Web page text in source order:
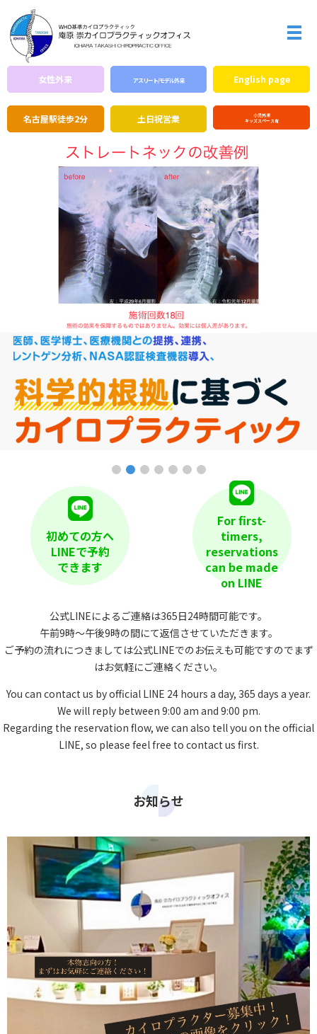
メ
女性外来 アスリート/モデル外来 English page
名古屋駅徒歩2分 土日祝営業
小児外来
キッズスペース有
初めての方へ
LINEで予約
できます
For first-
timers,
reservations
can be made
on LINE
公式LINEによるご連絡は365日24時間可能です。
午前9時〜午後9時の間にて返信させていただきます。
ご予約の流れにつきましては公式LINEでのお伝えも可能ですのでまず
はお気軽にご連絡ください。
You can contact us by official LINE 24 hours a day, 365 days a year.
We will reply between 9:00 am and 9:00 pm.
Regarding the reservation flow, we can also tell you on the official
LINE, so please feel free to contact us first.
お知らせ